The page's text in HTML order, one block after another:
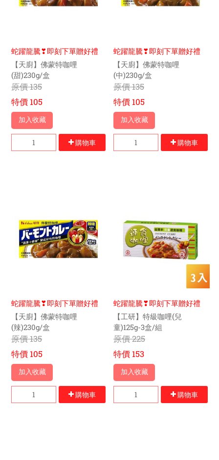
蛇躍龍騰❣即刻下單贈好禮
【天廚】佛蒙特咖哩
(甜)230g/盒
原價135
特價 105
加入收藏
購物車
蛇躍龍騰❣即刻下單贈好禮
【天廚】佛蒙特咖哩
(中)230g/盒
原價135
特價 105
加入收藏
購物車
蛇躍龍騰❣即刻下單贈好禮
【天廚】佛蒙特咖哩
(辣)230g/盒
原價135
特價 105
加入收藏
購物車
蛇躍龍騰❣即刻下單贈好禮
【工研】特級咖哩(兒
童)125g-3盒/組
原價225
特價 153
加入收藏
購物車